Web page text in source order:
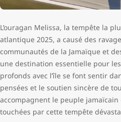
L’ouragan Melissa, la tempête la
atlantique 2025, a causé des
communautés de la Jamaïque et
une destination essentielle pour
profonds avec l’île se font sentir
pensées et le soutien sincère de
accompagnent le peuple
touchées par cette tempête